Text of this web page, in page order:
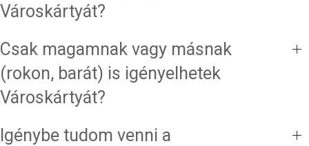
Városkártyát?
Csak magamnak vagy másnak
(rokon, barát) is igényelhetek
Városkártyát?
Igénybe tudom venni a